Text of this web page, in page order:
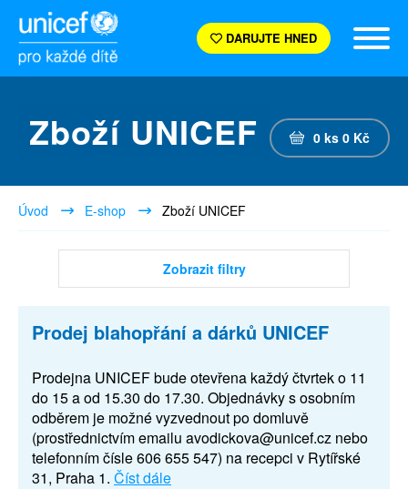
DARUJTE HNED
Zboží UNICEF 0 ks 0 Kč
Úvod E-shop Zboží UNICEF
Zobrazit filtry
Prodej blahopřání a dárků UNICEF
Prodejna UNICEF bude otevřena každý čtvrtek o 11
do 15 a od 15.30 do 17.30. Objednávky s osobním
odběrem je možné vyzvednout po domluvě
(prostřednictvím emailu avodickova@unicef.cz nebo
telefonním čísle 606 655 547) na recepci v Rytířské
31, Praha 1. Číst dále